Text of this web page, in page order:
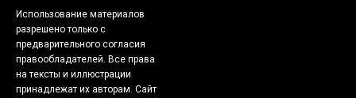
Использование материалов
разрешено только с
предварительного согласия
правообладателей. Все права
на тексты и иллюстрации
принадлежат их авторам. Сайт